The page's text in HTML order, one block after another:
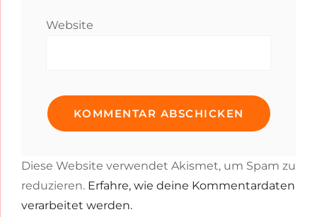
Website
Diese Website verwendet Akismet, um Spam zu
reduzieren. Erfahre, wie deine Kommentardaten
verarbeitet werden.